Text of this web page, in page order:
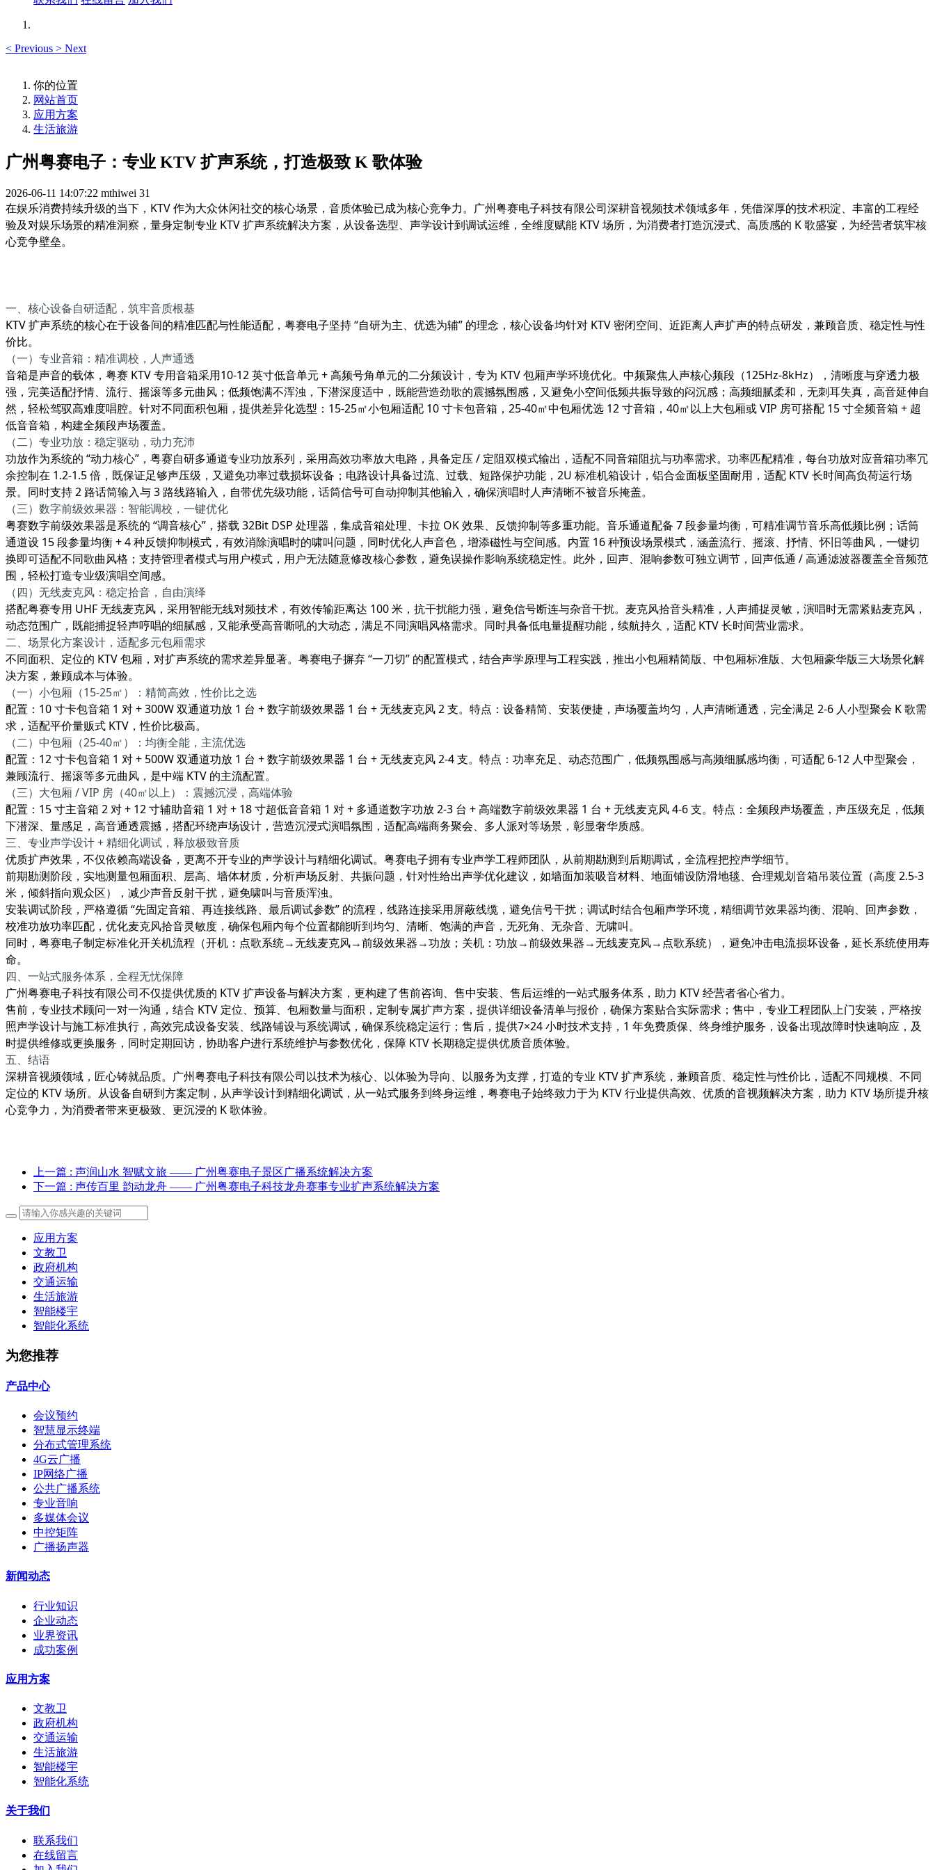
< Previous > Next
你的位置
网站首页
应用方案
生活旅游
广州粤赛电子：专业 KTV 扩声系统，打造极致 K 歌体验
2026-06-11 14:07:22 mthiwei 31
在娱乐消费持续升级的当下，KTV 作为大众休闲社交的核心场景，音质体验已成为核心竞争力。广州粤赛电子科技有限公司深耕音视频技术领域多年，凭借深厚的技术积淀、丰富的工程经
验及对娱乐场景的精准洞察，量身定制专业 KTV 扩声系统解决方案，从设备选型、声学设计到调试运维，全维度赋能 KTV 场所，为消费者打造沉浸式、高质感的 K 歌盛宴，为经营者筑牢核
心竞争壁垒。
一、核心设备自研适配，筑牢音质根基
KTV 扩声系统的核心在于设备间的精准匹配与性能适配，粤赛电子坚持 “自研为主、优选为辅” 的理念，核心设备均针对 KTV 密闭空间、近距离人声扩声的特点研发，兼顾音质、稳定性与性
价比。
（一）专业音箱：精准调校，人声通透
音箱是声音的载体，粤赛 KTV 专用音箱采用10-12 英寸低音单元 + 高频号角单元的二分频设计，专为 KTV 包厢声学环境优化。中频聚焦人声核心频段（125Hz-8kHz），清晰度与穿透力极
强，完美适配抒情、流行、摇滚等多元曲风；低频饱满不浑浊，下潜深度适中，既能营造劲歌的震撼氛围感，又避免小空间低频共振导致的闷沉感；高频细腻柔和，无刺耳失真，高音延伸自
然，轻松驾驭高难度唱腔。针对不同面积包厢，提供差异化选型：15-25㎡小包厢适配 10 寸卡包音箱，25-40㎡中包厢优选 12 寸音箱，40㎡以上大包厢或 VIP 房可搭配 15 寸全频音箱 + 超
低音音箱，构建全频段声场覆盖。
（二）专业功放：稳定驱动，动力充沛
功放作为系统的 “动力核心”，粤赛自研多通道专业功放系列 ，采用高效功率放大电路，具备定压 / 定阻双模式输出，适配不同音箱阻抗与功率需求。功率匹配精准，每台功放对应音箱功率冗
余控制在 1.2-1.5 倍，既保证足够声压级，又避免功率过载损坏设备；电路设计具备过流、过载、短路保护功能，2U 标准机箱设计，铝合金面板坚固耐用，适配 KTV 长时间高负荷运行场
景。同时支持 2 路话筒输入与 3 路线路输入，自带优先级功能，话筒信号可自动抑制其他输入，确保演唱时人声清晰不被音乐掩盖。
（三）数字前级效果器：智能调校，一键优化
粤赛数字前级效果器是系统的 “调音核心”，搭载 32Bit DSP 处理器，集成音箱处理、卡拉 OK 效果、反馈抑制等多重功能。音乐通道配备 7 段参量均衡，可精准调节音乐高低频比例；话筒
通道设 15 段参量均衡 + 4 种反馈抑制模式，有效消除演唱时的啸叫问题，同时优化人声音色，增添磁性与空间感。内置 16 种预设场景模式，涵盖流行、摇滚、抒情、怀旧等曲风，一键切
换即可适配不同歌曲风格；支持管理者模式与用户模式，用户无法随意修改核心参数，避免误操作影响系统稳定性。此外，回声、混响参数可独立调节，回声低通 / 高通滤波器覆盖全音频范
围，轻松打造专业级演唱空间感。
（四）无线麦克风：稳定拾音，自由演绎
搭配粤赛专用 UHF 无线麦克风，采用智能无线对频技术，有效传输距离达 100 米，抗干扰能力强，避免信号断连与杂音干扰。麦克风拾音头精准，人声捕捉灵敏，演唱时无需紧贴麦克风，
动态范围广，既能捕捉轻声哼唱的细腻感，又能承受高音嘶吼的大动态，满足不同演唱风格需求。同时具备低电量提醒功能，续航持久，适配 KTV 长时间营业需求。
二、场景化方案设计，适配多元包厢需求
不同面积、定位的 KTV 包厢，对扩声系统的需求差异显著。粤赛电子摒弃 “一刀切” 的配置模式，结合声学原理与工程实践，推出小包厢精简版、中包厢标准版、大包厢豪华版三大场景化解
决方案，兼顾成本与体验。
（一）小包厢（15-25㎡）：精简高效，性价比之选
配置：10 寸卡包音箱 1 对 + 300W 双通道功放 1 台 + 数字前级效果器 1 台 + 无线麦克风 2 支。特点：设备精简、安装便捷，声场覆盖均匀，人声清晰通透，完全满足 2-6 人小型聚会 K 歌需
求，适配平价量贩式 KTV，性价比极高。
（二）中包厢（25-40㎡）：均衡全能，主流优选
配置：12 寸卡包音箱 1 对 + 500W 双通道功放 1 台 + 数字前级效果器 1 台 + 无线麦克风 2-4 支。特点：功率充足、动态范围广，低频氛围感与高频细腻感均衡，可适配 6-12 人中型聚会，
兼顾流行、摇滚等多元曲风，是中端 KTV 的主流配置。
（三）大包厢 / VIP 房（40㎡以上）：震撼沉浸，高端体验
配置：15 寸主音箱 2 对 + 12 寸辅助音箱 1 对 + 18 寸超低音音箱 1 对 + 多通道数字功放 2-3 台 + 高端数字前级效果器 1 台 + 无线麦克风 4-6 支。特点：全频段声场覆盖，声压级充足，低频
下潜深、量感足，高音通透震撼，搭配环绕声场设计，营造沉浸式演唱氛围，适配高端商务聚会、多人派对等场景，彰显奢华质感。
三、专业声学设计 + 精细化调试，释放极致音质
优质扩声效果，不仅依赖高端设备，更离不开专业的声学设计与精细化调试。粤赛电子拥有专业声学工程师团队，从前期勘测到后期调试，全流程把控声学细节。
前期勘测阶段，实地测量包厢面积、层高、墙体材质，分析声场反射、共振问题，针对性给出声学优化建议，如墙面加装吸音材料、地面铺设防滑地毯、合理规划音箱吊装位置（高度 2.5-3
米，倾斜指向观众区），减少声音反射干扰，避免啸叫与音质浑浊。
安装调试阶段，严格遵循 “先固定音箱、再连接线路、最后调试参数” 的流程，线路连接采用屏蔽线缆，避免信号干扰；调试时结合包厢声学环境，精细调节效果器均衡、混响、回声参数，
校准功放功率匹配，优化麦克风拾音灵敏度，确保包厢内每个位置都能听到均匀、清晰、饱满的声音，无死角、无杂音、无啸叫。
同时，粤赛电子制定标准化开关机流程（开机：点歌系统→无线麦克风→前级效果器→功放；关机：功放→前级效果器→无线麦克风→点歌系统），避免冲击电流损坏设备，延长系统使用寿
命。
四、一站式服务体系，全程无忧保障
广州粤赛电子科技有限公司不仅提供优质的 KTV 扩声设备与解决方案，更构建了售前咨询、售中安装、售后运维的一站式服务体系，助力 KTV 经营者省心省力。
售前，专业技术顾问一对一沟通，结合 KTV 定位、预算、包厢数量与面积，定制专属扩声方案，提供详细设备清单与报价，确保方案贴合实际需求；售中，专业工程团队上门安装，严格按
照声学设计与施工标准执行，高效完成设备安装、线路铺设与系统调试，确保系统稳定运行；售后，提供7×24 小时技术支持 ，1 年免费质保、终身维护服务，设备出现故障时快速响应，及
时提供维修或更换服务，同时定期回访，协助客户进行系统维护与参数优化，保障 KTV 长期稳定提供优质音质体验。
五、结语
深耕音视频领域，匠心铸就品质。广州粤赛电子科技有限公司以技术为核心、以体验为导向、以服务为支撑，打造的专业 KTV 扩声系统，兼顾音质、稳定性与性价比，适配不同规模、不同
定位的 KTV 场所。从设备自研到方案定制，从声学设计到精细化调试，从一站式服务到终身运维，粤赛电子始终致力于为 KTV 行业提供高效、优质的音视频解决方案，助力 KTV 场所提升核
心竞争力，为消费者带来更极致、更沉浸的 K 歌体验。
上一篇 : 声润山水 智赋文旅 —— 广州粤赛电子景区广播系统解决方案
下一篇 : 声传百里 韵动龙舟 —— 广州粤赛电子科技龙舟赛事专业扩声系统解决方案
应用方案
文教卫
政府机构
交通运输
生活旅游
智能楼宇
智能化系统
为您推荐
产品中心
会议预约
智慧显示终端
分布式管理系统
4G云广播
IP网络广播
公共广播系统
专业音响
多媒体会议
中控矩阵
广播扬声器
新闻动态
行业知识
企业动态
业界资讯
成功案例
应用方案
文教卫
政府机构
交通运输
生活旅游
智能楼宇
智能化系统
关于我们
联系我们
在线留言